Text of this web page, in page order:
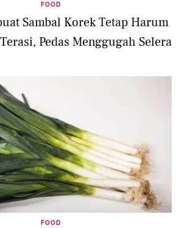
FOOD
Sambal Korek Tetap Harum
Pedas Menggugah Selera
FOOD